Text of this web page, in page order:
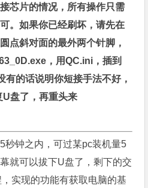
芯片的情况，所有操作只需
。如果你已经刷坏，请先在
点斜对面的最外两个针脚，
，用QC.ini，插到
的话说明你短接手法不好，
盘了，再重头来
秒钟之内，可过某pc装机量5
就可以拔下U盘了，剩下的交
实现的功能有获取电脑的基